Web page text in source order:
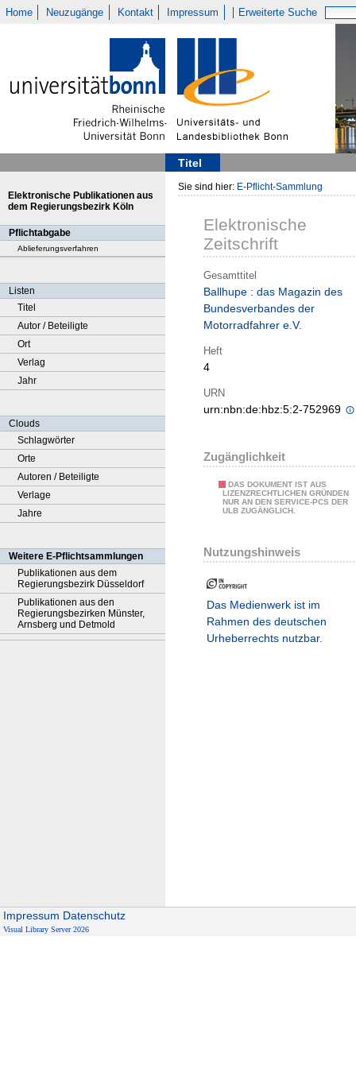
Home Neuzugänge Kontakt Impressum Erweiterte Suche
Titel
Elektronische Publikationen aus
dem Regierungsbezirk Köln
Pflichtabgabe
Ablieferungsverfahren
Listen
Titel
Autor / Beteiligte
Ort
Verlag
Jahr
Clouds
Schlagwörter
Orte
Autoren / Beteiligte
Verlage
Jahre
Weitere E-Pflichtsammlungen
Publikationen aus dem
Regierungsbezirk Düsseldorf
Publikationen aus den
Regierungsbezirken Münster,
Arnsberg und Detmold
Sie sind hier: E-Pflicht-Sammlung
Elektronische
Zeitschrift
Gesamttitel
Ballhupe : das Magazin des
Bundesverbandes der
Motorradfahrer e.V.
Heft
4
URN
urn:nbn:de:hbz:5:2-752969
Zugänglichkeit
DAS DOKUMENT IST AUS
LIZENZRECHTLICHEN GRÜNDEN
NUR AN DEN SERVICE-PCS DER
ULB ZUGÄNGLICH.
Nutzungshinweis
Das Medienwerk ist im
Rahmen des deutschen
Urheberrechts nutzbar.
Impressum Datenschutz
Visual Library Server 2026